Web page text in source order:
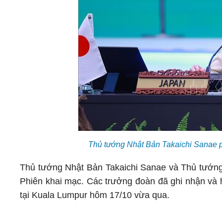
Thủ tướng Nhật Bản Takaichi Sanae
Thủ tướng Nhật Bản Takaichi Sanae và Thủ
Phiên khai mạc. Các trưởng đoàn đã ghi nhận
tại Kuala Lumpur hôm 17/10 vừa qua.